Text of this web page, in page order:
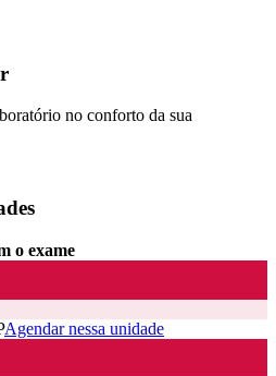
no conforto da sua
o exame
Agendar nessa unidade